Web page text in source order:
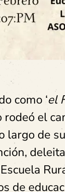
como ‘el
el
largo de
de